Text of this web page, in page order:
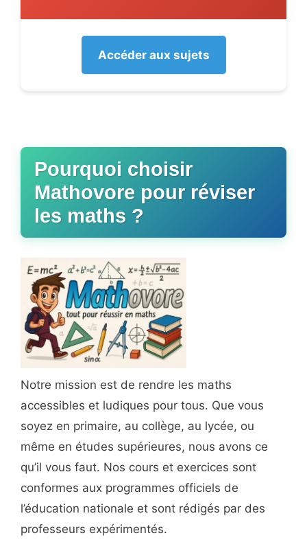
Accéder aux sujets
Pourquoi choisir
Mathovore pour réviser
les maths ?
Notre mission est de rendre les maths
accessibles et ludiques pour tous. Que vous
soyez en primaire, au collège, au lycée, ou
même en études supérieures, nous avons ce
qu’il vous faut. Nos cours et exercices sont
conformes aux programmes officiels de
l’éducation nationale et sont rédigés par des
professeurs expérimentés.